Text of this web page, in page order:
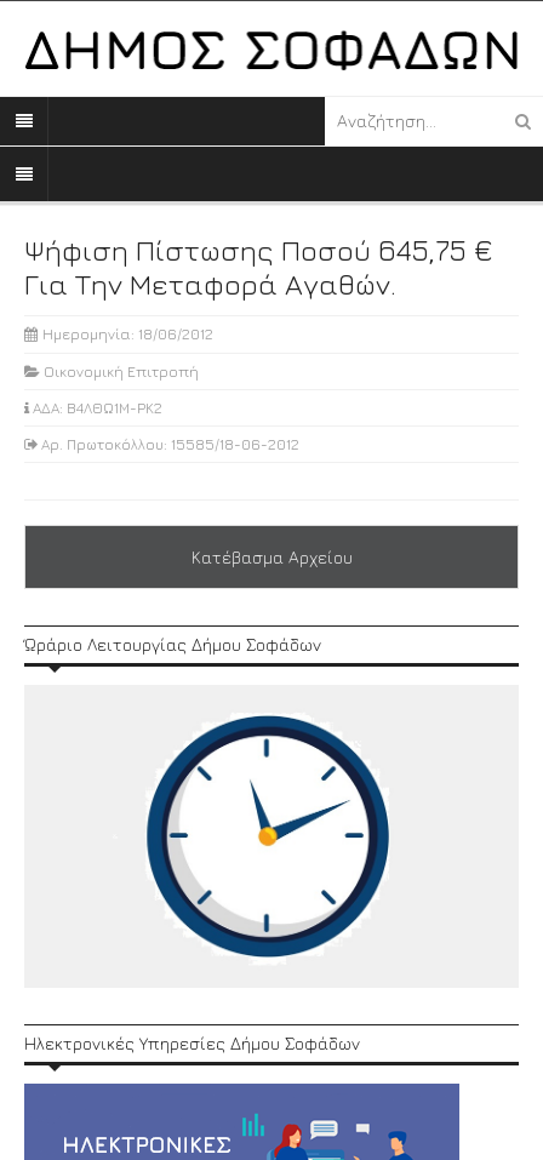
Ψήφιση Πίστωσης Ποσού 645,75 €
Για Την Μεταφορά Αγαθών.
Ημερομηνία: 18/06/2012
Οικονομική Επιτροπή
ΑΔΑ: Β4ΛΘΩ1Μ-ΡΚ2
Αρ. Πρωτοκόλλου: 15585/18-06-2012
Κατέβασμα Αρχείου
Ώράριο Λειτουργίας Δήμου Σοφάδων
Ηλεκτρονικές Υπηρεσίες Δήμου Σοφάδων